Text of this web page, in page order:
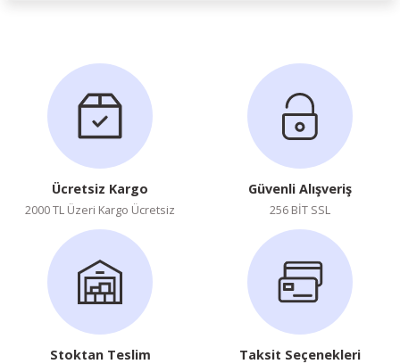
Ücretsiz Kargo
2000 TL Üzeri Kargo Ücretsiz
Güvenli Alışveriş
256 BİT SSL
Stoktan Teslim Taksit Seçenekleri